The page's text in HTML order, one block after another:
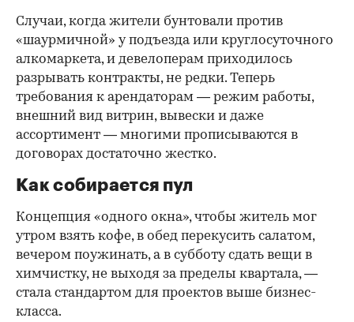
Случаи, когда жители бунтовали против
«шаурмичной» у подъезда или круглосуточного
алкомаркета, и девелоперам приходилось
разрывать контракты, не редки. Теперь
требования к арендаторам — режим работы,
внешний вид витрин, вывески и даже
ассортимент — многими прописываются в
договорах достаточно жестко.
Как собирается пул
Концепция «одного окна», чтобы житель мог
утром взять кофе, в обед перекусить салатом,
вечером поужинать, а в субботу сдать вещи в
химчистку, не выходя за пределы квартала, —
стала стандартом для проектов выше бизнес-
класса.